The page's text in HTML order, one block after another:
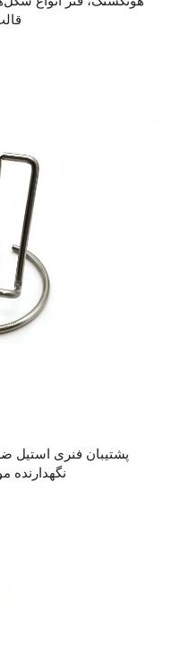
پشتیبان فنری استیل
نگهدارنده